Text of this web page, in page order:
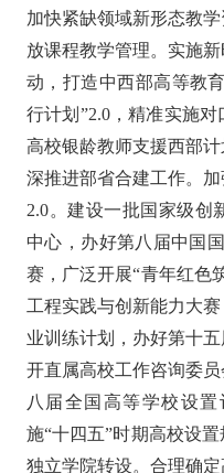
加快紧缺领域新形态教
放课程教学管理。实施
动，打造中西部高等教
行计划”2.0，精准实施
高校银龄教师支援西部
深推进部省合建工作。
2.0。建设一批国家级创
中心，办好第八届中国
赛，广泛开展“青年红色
工程实践与创新能力大
业训练计划，办好第十
开直属高校工作咨询委
八届全国高等学校设
施“十四五”时期高校设
独立学院转设。合理确